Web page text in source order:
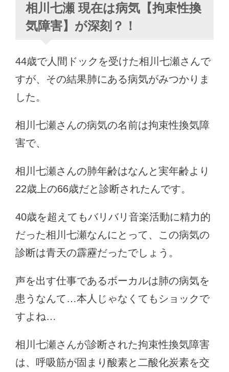
相川七瀬 現在は病気【拘束性換
気障害】が深刻？！
44歳で人間ドックを受けた相川七瀬さんで
すが、その結果肺にある病気がみつかりま
した。
相川七瀬さんの病気の名前は拘束性換気障
害で、
相川七瀬さんの肺年齢はなんと実年齢より
22歳上の66歳だと診断されたんです。
40歳を超えてもバリバリ音楽活動に精力的
だった相川七瀬なんにとって、この病気の
診断は青天の霹靂だったでしょう。
声を出す仕事であるボーカルは肺の病気を
患うなんて…本人じゃなくてもショックで
すよね…
相川七瀬さんが診断された拘束性換気障害
は、呼吸筋が固まり酸素と二酸化炭素を交